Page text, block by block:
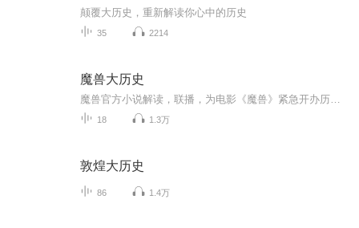
颠覆大历史，重新解读你心中的历史
35 2214
魔兽大历史
18 1.3万
敦煌大历史
86 1.4万